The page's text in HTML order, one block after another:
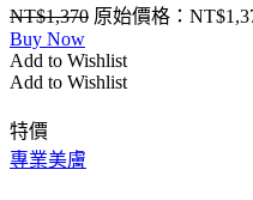
NT$1,370 原始價格：
Buy Now
Add to Wishlist
Add to Wishlist
特價
專業美膚